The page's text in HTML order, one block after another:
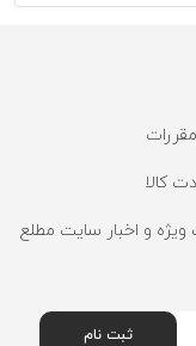
کالا
ویژه و اخبار سایت مطلع
ثبت نام